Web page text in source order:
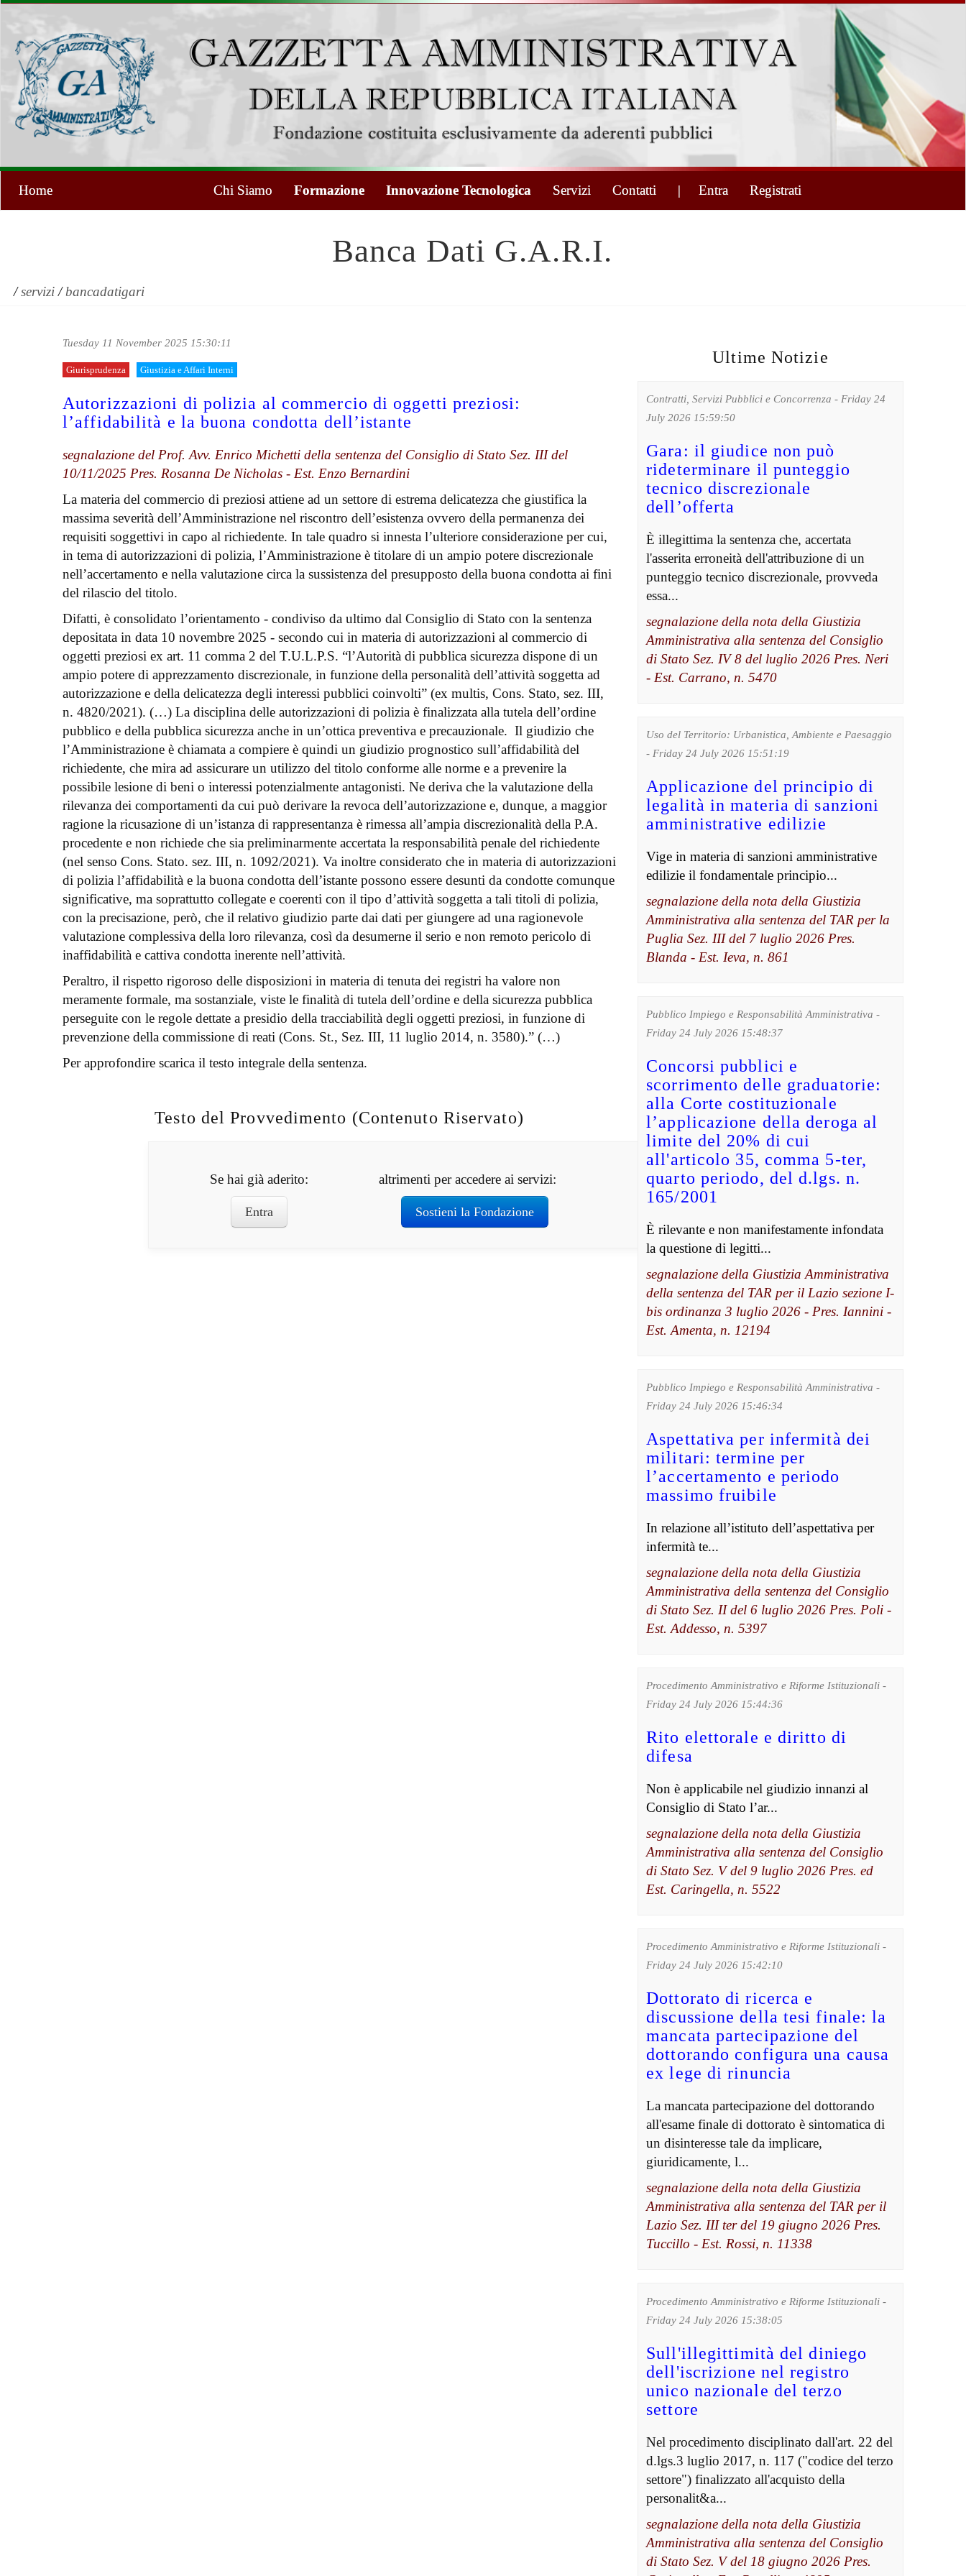
Home Chi Siamo Formazione Innovazione Tecnologica Servizi Contatti | Entra Registrati
Banca Dati G.A.R.I.
/servizi/bancadatigari
Tuesday 11 November 2025 15:30:11
Giurisprudenza Giustizia e Affari Interni
Autorizzazioni di polizia al commercio di oggetti preziosi:
l’affidabilità e la buona condotta dell’istante
segnalazione del Prof. Avv. Enrico Michetti della sentenza del Consiglio di Stato Sez. III del
10/11/2025 Pres. Rosanna De Nicholas - Est. Enzo Bernardini
La materia del commercio di preziosi attiene ad un settore di estrema delicatezza che giustifica la
massima severità dell’Amministrazione nel riscontro dell’esistenza ovvero della permanenza dei
requisiti soggettivi in capo al richiedente. In tale quadro si innesta l’ulteriore considerazione per cui,
in tema di autorizzazioni di polizia, l’Amministrazione è titolare di un ampio potere discrezionale
nell’accertamento e nella valutazione circa la sussistenza del presupposto della buona condotta ai fini
del rilascio del titolo.
Difatti, è consolidato l’orientamento - condiviso da ultimo dal Consiglio di Stato con la sentenza
depositata in data 10 novembre 2025 - secondo cui in materia di autorizzazioni al commercio di
oggetti preziosi ex art. 11 comma 2 del T.U.L.P.S. “l’Autorità di pubblica sicurezza dispone di un
ampio potere di apprezzamento discrezionale, in funzione della personalità dell’attività soggetta ad
autorizzazione e della delicatezza degli interessi pubblici coinvolti” (ex multis, Cons. Stato, sez. III,
n. 4820/2021). (…) La disciplina delle autorizzazioni di polizia è finalizzata alla tutela dell’ordine
pubblico e della pubblica sicurezza anche in un’ottica preventiva e precauzionale. Il giudizio che
l’Amministrazione è chiamata a compiere è quindi un giudizio prognostico sull’affidabilità del
richiedente, che mira ad assicurare un utilizzo del titolo conforme alle norme e a prevenire la
possibile lesione di beni o interessi potenzialmente antagonisti. Ne deriva che la valutazione della
rilevanza dei comportamenti da cui può derivare la revoca dell’autorizzazione e, dunque, a maggior
ragione la ricusazione di un’istanza di rappresentanza è rimessa all’ampia discrezionalità della P.A.
procedente e non richiede che sia preliminarmente accertata la responsabilità penale del richiedente
(nel senso Cons. Stato. sez. III, n. 1092/2021). Va inoltre considerato che in materia di autorizzazioni
di polizia l’affidabilità e la buona condotta dell’istante possono essere desunti da condotte comunque
significative, ma soprattutto collegate e coerenti con il tipo d’attività soggetta a tali titoli di polizia,
con la precisazione, però, che il relativo giudizio parte dai dati per giungere ad una ragionevole
valutazione complessiva della loro rilevanza, così da desumerne il serio e non remoto pericolo di
inaffidabilità e cattiva condotta inerente nell’attività.
Peraltro, il rispetto rigoroso delle disposizioni in materia di tenuta dei registri ha valore non
meramente formale, ma sostanziale, viste le finalità di tutela dell’ordine e della sicurezza pubblica
perseguite con le regole dettate a presidio della tracciabilità degli oggetti preziosi, in funzione di
prevenzione della commissione di reati (Cons. St., Sez. III, 11 luglio 2014, n. 3580).” (…)
Per approfondire scarica il testo integrale della sentenza.
Testo del Provvedimento (Contenuto Riservato)
Se hai già aderito:
Entra
altrimenti per accedere ai servizi:
Sostieni la Fondazione
Ultime Notizie
Contratti, Servizi Pubblici e Concorrenza - Friday 24
July 2026 15:59:50
Gara: il giudice non può
rideterminare il punteggio
tecnico discrezionale
dell’offerta
È illegittima la sentenza che, accertata
l'asserita erroneità dell'attribuzione di un
punteggio tecnico discrezionale, provveda
essa...
segnalazione della nota della Giustizia
Amministrativa alla sentenza del Consiglio
di Stato Sez. IV 8 del luglio 2026 Pres. Neri
- Est. Carrano, n. 5470
Uso del Territorio: Urbanistica, Ambiente e Paesaggio
- Friday 24 July 2026 15:51:19
Applicazione del principio di
legalità in materia di sanzioni
amministrative edilizie
Vige in materia di sanzioni amministrative
edilizie il fondamentale principio...
segnalazione della nota della Giustizia
Amministrativa alla sentenza del TAR per la
Puglia Sez. III del 7 luglio 2026 Pres.
Blanda - Est. Ieva, n. 861
Pubblico Impiego e Responsabilità Amministrativa -
Friday 24 July 2026 15:48:37
Concorsi pubblici e
scorrimento delle graduatorie:
alla Corte costituzionale
l’applicazione della deroga al
limite del 20% di cui
all'articolo 35, comma 5-ter,
quarto periodo, del d.lgs. n.
165/2001
È rilevante e non manifestamente infondata
la questione di legitti...
segnalazione della Giustizia Amministrativa
della sentenza del TAR per il Lazio sezione I-
bis ordinanza 3 luglio 2026 - Pres. Iannini -
Est. Amenta, n. 12194
Pubblico Impiego e Responsabilità Amministrativa -
Friday 24 July 2026 15:46:34
Aspettativa per infermità dei
militari: termine per
l’accertamento e periodo
massimo fruibile
In relazione all’istituto dell’aspettativa per
infermità te...
segnalazione della nota della Giustizia
Amministrativa della sentenza del Consiglio
di Stato Sez. II del 6 luglio 2026 Pres. Poli -
Est. Addesso, n. 5397
Procedimento Amministrativo e Riforme Istituzionali -
Friday 24 July 2026 15:44:36
Rito elettorale e diritto di
difesa
Non è applicabile nel giudizio innanzi al
Consiglio di Stato l’ar...
segnalazione della nota della Giustizia
Amministrativa alla sentenza del Consiglio
di Stato Sez. V del 9 luglio 2026 Pres. ed
Est. Caringella, n. 5522
Procedimento Amministrativo e Riforme Istituzionali -
Friday 24 July 2026 15:42:10
Dottorato di ricerca e
discussione della tesi finale: la
mancata partecipazione del
dottorando configura una causa
ex lege di rinuncia
La mancata partecipazione del dottorando
all'esame finale di dottorato è sintomatica di
un disinteresse tale da implicare,
giuridicamente, l...
segnalazione della nota della Giustizia
Amministrativa alla sentenza del TAR per il
Lazio Sez. III ter del 19 giugno 2026 Pres.
Tuccillo - Est. Rossi, n. 11338
Procedimento Amministrativo e Riforme Istituzionali -
Friday 24 July 2026 15:38:05
Sull'illegittimità del diniego
dell'iscrizione nel registro
unico nazionale del terzo
settore
Nel procedimento disciplinato dall'art. 22 del
d.lgs.3 luglio 2017, n. 117 ("codice del terzo
settore") finalizzato all'acquisto della
personalit&a...
segnalazione della nota della Giustizia
Amministrativa alla sentenza del Consiglio
di Stato Sez. V del 18 giugno 2026 Pres.